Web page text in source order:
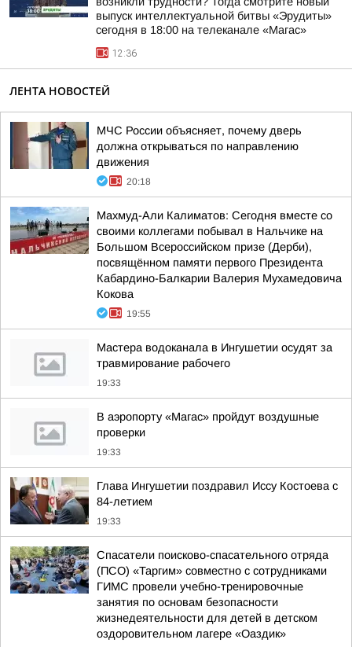
выпуск интеллектуальной битвы «Эрудиты»
сегодня в 18:00 на телеканале «Магас»
12:36
ЛЕНТА НОВОСТЕЙ
МЧС России объясняет, почему дверь
должна открываться по направлению
движения
20:18
Махмуд-Али Калиматов: Сегодня вместе со
своими коллегами побывал в Нальчике на
Большом Всероссийском призе (Дерби),
посвящённом памяти первого Президента
Кабардино-Балкарии Валерия Мухамедовича
Кокова
19:55
Мастера водоканала в Ингушетии осудят за
травмирование рабочего
19:33
В аэропорту «Магас» пройдут воздушные
проверки
19:33
Глава Ингушетии поздравил Иссу Костоева с
84-летием
19:33
Спасатели поисково-спасательного отряда
(ПСО) «Таргим» совместно с сотрудниками
ГИМС провели учебно-тренировочные
занятия по основам безопасности
жизнедеятельности для детей в детском
оздоровительном лагере «Оаздик»